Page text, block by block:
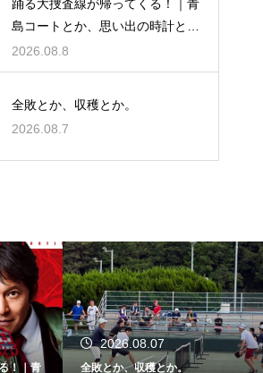
踊る大捜査線が帰ってくる！｜青
島コートとか、思い出の時計と
か。
2026.08.8
全敗とか、収穫とか。
2026.08.7
2026.08.06
部下とか、上司とか。｜AIとの付